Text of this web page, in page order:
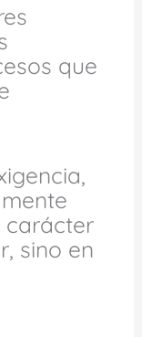
que
carácter
sino en